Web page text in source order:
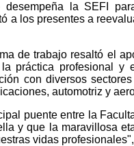
la SEFI
a los presentes a
de trabajo resaltó el
práctica profesional y
con diversos
automotriz y
puente entre la
y que la maravillosa
vidas